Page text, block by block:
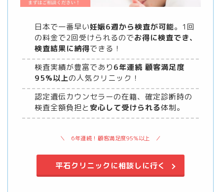
日本で一番早い妊娠6週から検査が可能。1回
の料金で2回受けられるのでお得に検査でき、
検査結果に納得できる！
検査実績が豊富であり6年連続 顧客満足度
95%以上の人気クリニック！
認定遺伝カウンセラーの在籍、確定診断時の
検査全額負担と安心して受けられる体制。
6年連続！顧客満足度95%以上
平石クリニックに相談しに行く